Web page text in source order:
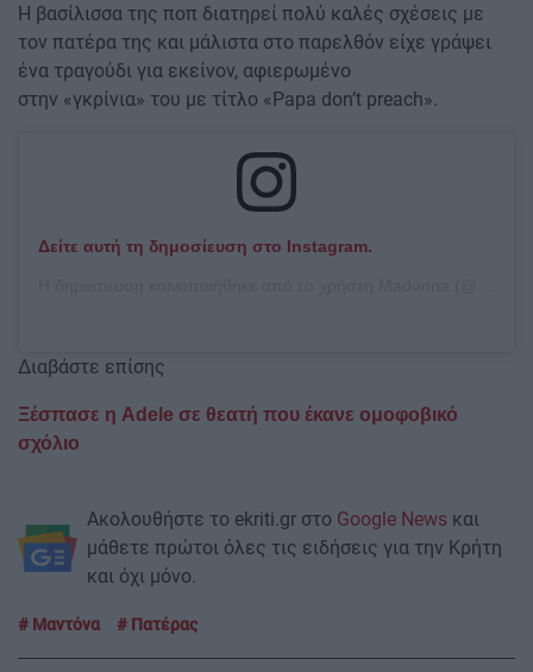
Η βασίλισσα της ποπ διατηρεί πολύ καλές σχέσεις με
τον πατέρα της και μάλιστα στο παρελθόν είχε γράψει
ένα τραγούδι για εκείνον, αφιερωμένο
στην «γκρίνια» του με τίτλο «Papa don’t preach».
Δείτε αυτή τη δημοσίευση στο Instagram.
Διαβάστε επίσης
Ξέσπασε η Adele σε θεατή που έκανε ομοφοβικό
σχόλιο
Ακολουθήστε το ekriti.gr στο Google News και
μάθετε πρώτοι όλες τις ειδήσεις για την Κρήτη
και όχι μόνο.
Μαντόνα Πατέρας